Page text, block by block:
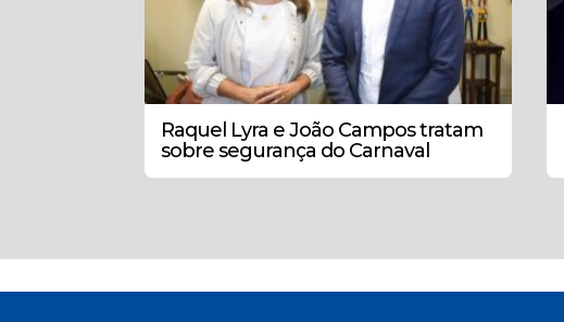
Raquel Lyra e João Campos tratam
sobre segurança do Carnaval